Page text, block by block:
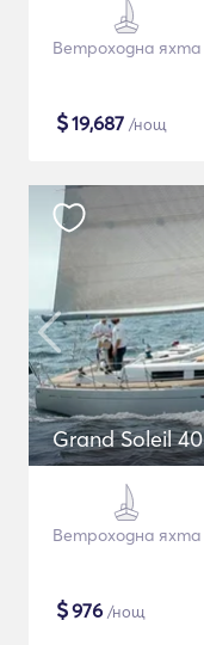
Ветроходна яхта
$19,687 /нощ
Grand Soleil 40
Ветроходна яхта
$976 /нощ